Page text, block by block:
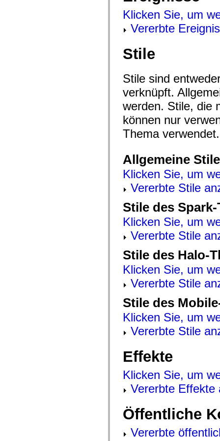
spark.automation.delegates.components.gridClasses
Klicken Sie, um
Vererbte
Stile
Stile sind
verknüpft.
werden. Stile, die
können nur
Thema verwendet.
Allgemeine Stile
Klicken Sie, um
Vererbte Stile
Stile des
Klicken Sie, um
Vererbte Stile
Stile des Halo-
Klicken Sie, um
Vererbte Stile
Stile des
Klicken Sie, um
Vererbte Stile
Effekte
Klicken Sie, um
Vererbte Effekte
Öffentliche
Vererbte